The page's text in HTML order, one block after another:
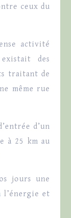
ceux du
activité
des
traitant de
même rue
d’un
à 25 km au
jours une
l’énergie et